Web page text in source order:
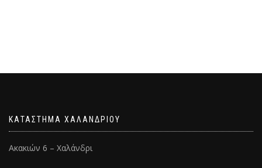
ΚΑΤΑΣΤΗΜΑ ΧΑΛΑΝΔΡΙΟΥ
Ακακιών 6 – Χαλάνδρι